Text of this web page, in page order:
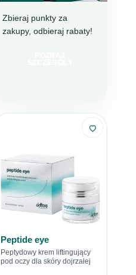
DOTTORE CLUB
Zbieraj punkty za
zakupy, odbieraj rabaty!
Peptide eye
Peptydowy krem liftingujący
pod oczy dla skóry dojrzałej